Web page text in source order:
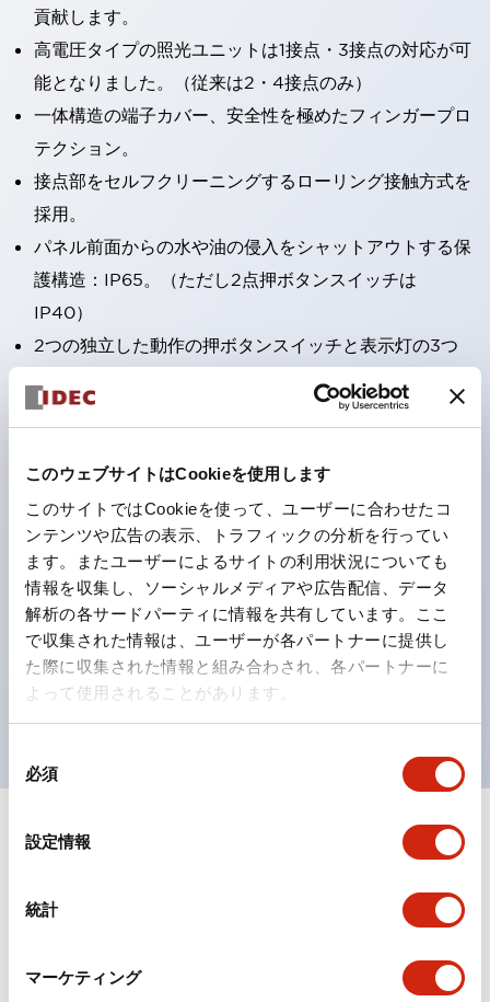
このウェブサイトはCookieを使用します
このサイトではCookieを使って、ユーザーに合わせたコ
ンテンツや広告の表示、トラフィックの分析を行ってい
ます。またユーザーによるサイトの利用状況についても
情報を収集し、ソーシャルメディアや広告配信、データ
解析の各サードパーティに情報を共有しています。ここ
で収集された情報は、ユーザーが各パートナーに提供し
た際に収集された情報と組み合わされ、各パートナーに
よって使用されることがあります。
必須
設定情報
統計
マーケティング
貢献します。
高電圧タイプの照光ユニットは1接点・3接点の対応が可
能となりました。（従来は2・4接点のみ）
一体構造の端子カバー、安全性を極めたフィンガープロ
テクション。
接点部をセルフクリーニングするローリング接触方式を
採用。
パネル前面からの水や油の侵入をシャットアウトする保
護構造：IP65。（ただし2点押ボタンスイッチは
IP40）
2つの独立した動作の押ボタンスイッチと表示灯の3つ
の機能を1つのスイッチで可能にした2点押ボタンスイッ
チも完備。
1つで6色の役をこなすLED球（LSRD球）。これまで色
ごとに分かれていたLED球を、1色のLED球で各色を表
現できるようにしました。
カラーユニバーサルデザインに対応。表示灯（角平形）
の点灯/消灯の認識および、点灯時のランプ色の識別が
対応。
ISO 3864-4安全色に対応。危険時や緊急事態時の色表
現がより明確・鮮明で、より多くの方が識別可能に。
仕様 すべて展開 +